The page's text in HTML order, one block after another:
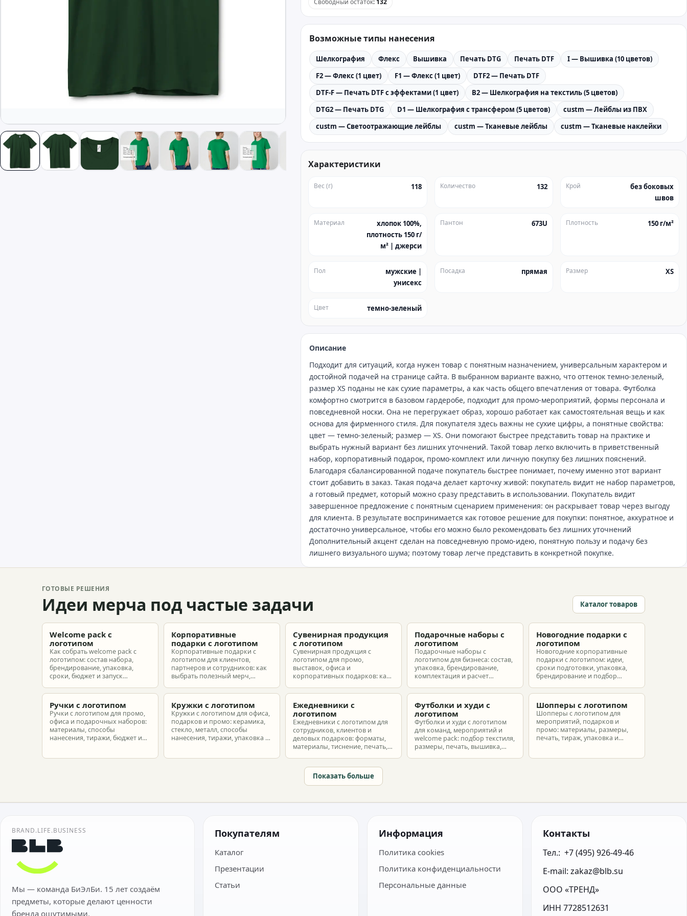
Свободный остаток: 132
Возможные типы нанесения
Шелкография Флекс Вышивка Печать DTG Печать DTF
I — Вышивка (10 цветов)
F2 — Флекс (1 цвет)
F1 — Флекс (1 цвет)
DTF2 — Печать DTF
DTF-F — Печать DTF с эффектами (1 цвет)
B2 — Шелкография на текстиль (5 цветов)
DTG2 — Печать DTG
D1 — Шелкография с трансфером (5 цветов)
custm — Лейблы из ПВХ
custm — Светоотражающие лейблы
custm — Тканевые лейблы custm — Тканевые наклейки
Характеристики
Вес (г) 118 Количество 132 Крой
без боковых
швов
Материал
хлопок 100%,
плотность 150 г/
м² | джерси
Пантон 673U Плотность 150 г/м²
Пол
мужские |
унисекс
Посадка прямая Размер XS
Цвет темно-зеленый
Описание
Подходит для ситуаций, когда нужен товар с понятным назначением, универсальным характером и
достойной подачей на странице сайта. В выбранном варианте важно, что оттенок темно-зеленый,
размер XS поданы не как сухие параметры, а как часть общего впечатления от товара. Футболка
комфортно смотрится в базовом гардеробе, подходит для промо‑мероприятий, формы персонала и
повседневной носки. Она не перегружает образ, хорошо работает как самостоятельная вещь и как
основа для фирменного стиля. Для покупателя здесь важны не сухие цифры, а понятные свойства:
цвет — темно-зеленый; размер — XS. Они помогают быстрее представить товар на практике и
выбрать нужный вариант без лишних уточнений. Такой товар легко включить в приветственный
набор, корпоративный подарок, промо‑комплект или личную покупку без лишних пояснений.
Благодаря сбалансированной подаче покупатель быстрее понимает, почему именно этот вариант
стоит добавить в заказ. Такая подача делает карточку живой: покупатель видит не набор параметров,
а готовый предмет, который можно сразу представить в использовании. Покупатель видит
завершенное предложение с понятным сценарием применения: он раскрывает товар через выгоду
для клиента. В результате воспринимается как готовое решение для покупки: понятное, аккуратное и
достаточно универсальное, чтобы его можно было рекомендовать без лишних уточнений
Дополнительный акцент сделан на повседневную промо-идею, понятную пользу и подачу без
лишнего визуального шума; поэтому товар легче представить в конкретной покупке.
ГОТОВЫЕ РЕШЕНИЯ
Идеи мерча под частые задачи Каталог товаров
Welcome pack с
логотипом
Как собрать welcome pack с
логотипом: состав набора,
брендирование, упаковка,
сроки, бюджет и запуск
новых сотрудников.
Корпоративные
подарки с логотипом
Корпоративные подарки с
логотипом для клиентов,
партнеров и сотрудников: как
выбрать полезный мерч,
подготовить заказ без лишнего
Сувенирная продукция
с логотипом
Сувенирная продукция с
логотипом для промо,
выставок, офиса и
корпоративных подарков: как
макет и избежать лишних
Подарочные наборы с
логотипом
Подарочные наборы с
логотипом для бизнеса: состав,
упаковка, брендирование,
комплектация и расчет
разные бюджеты.
Новогодние подарки с
логотипом
Новогодние корпоративные
подарки с логотипом: идеи,
сроки подготовки, упаковка,
брендирование и подбор
партнеров и сотрудников.
Ручки с логотипом
Ручки с логотипом для промо,
офиса и подарочных наборов:
материалы, способы
нанесения, тиражи, бюджет и
Кружки с логотипом
Кружки с логотипом для офиса,
подарков и промо: керамика,
стекло, металл, способы
нанесения, тиражи, упаковка и
Ежедневники с
логотипом
Ежедневники с логотипом для
сотрудников, клиентов и
деловых подарков: форматы,
материалы, тиснение, печать,
Футболки и худи с
логотипом
Футболки и худи с логотипом
для команд, мероприятий и
welcome pack: подбор текстиля,
размеры, печать, вышивка,
Шопперы с логотипом
Шопперы с логотипом для
мероприятий, подарков и
промо: материалы, размеры,
печать, тираж, упаковка и
Показать больше
BRAND.LIFE.BUSINESS
Мы — команда БиЭлБи. 15 лет создаём
предметы, которые делают ценности
бренда ощутимыми.
Покупателям
Каталог
Презентации
Статьи
Информация
Политика cookies
Политика конфиденциальности
Персональные данные
Контакты
Тел.:  +7 (495) 926-49-46
E-mail: zakaz@blb.su
ООО «ТРЕНД»
ИНН 7728512631